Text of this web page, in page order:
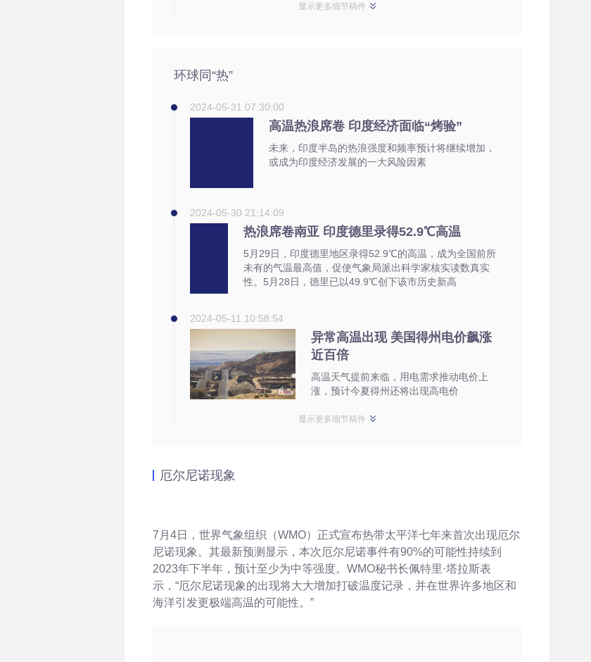
显示更多细节稿件
环球同“热”
2024-05-31 07:30:00
高温热浪席卷 印度经济面临“烤验”
未来，印度半岛的热浪强度和频率预计将继续增加，
或成为印度经济发展的一大风险因素
2024-05-30 21:14:09
热浪席卷南亚 印度德里录得52.9℃高温
5月29日，印度德里地区录得52.9℃的高温，成为全国前所
未有的气温最高值，促使气象局派出科学家核实读数真实
性。5月28日，德里已以49.9℃创下该市历史新高
2024-05-11 10:58:54
异常高温出现 美国得州电价飙涨
近百倍
高温天气提前来临，用电需求推动电价上
涨，预计今夏得州还将出现高电价
显示更多细节稿件
厄尔尼诺现象
7月4日，世界气象组织（WMO）正式宣布热带太平洋七年来首次出现厄尔
尼诺现象。其最新预测显示，本次厄尔尼诺事件有90%的可能性持续到
2023年下半年，预计至少为中等强度。WMO秘书长佩特里·塔拉斯表
示，“厄尔尼诺现象的出现将大大增加打破温度记录，并在世界许多地区和
海洋引发更极端高温的可能性。”